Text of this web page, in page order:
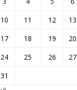
10
11 12 13
17
18 19 20
24
25 26 27
31